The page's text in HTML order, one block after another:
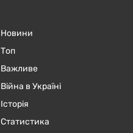
Новини
Топ
Важливе
Війна в Україні
Історія
Статистика